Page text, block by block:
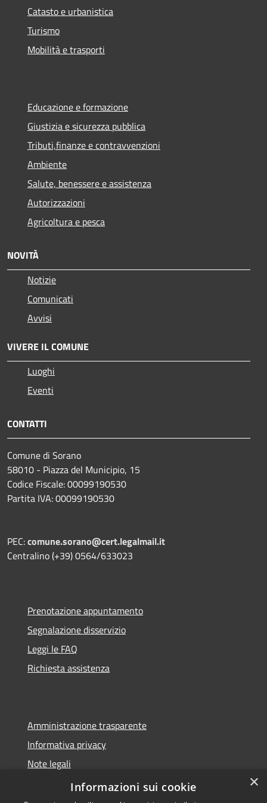
Catasto e urbanistica
Turismo
Mobilità e trasporti
Educazione e formazione
Giustizia e sicurezza pubblica
Tributi,finanze e contravvenzioni
Ambiente
Salute, benessere e assistenza
Autorizzazioni
Agricoltura e pesca
NOVITÀ
Notizie
Comunicati
Avvisi
VIVERE IL COMUNE
Luoghi
Eventi
CONTATTI
Comune di Sorano
58010 - Piazza del Municipio, 15
Codice Fiscale: 00099190530
Partita IVA: 00099190530
PEC:comune.sorano@cert.legalmail.it
Centralino (+39) 0564/633023
Prenotazione appuntamento
Segnalazione disservizio
Leggi le FAQ
Richiesta assistenza
Amministrazione trasparente
Informativa privacy
Note legali
Dichiarazione di accessibilità
×
Informazioni sui cookie